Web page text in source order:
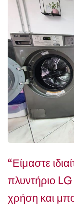
“Είμαστε
πλυντήριο
χρήση και